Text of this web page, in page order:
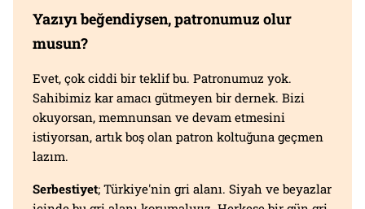
Yazıyı beğendiysen, patronumuz olur
musun?
Evet, çok ciddi bir teklif bu. Patronumuz yok.
Sahibimiz kar amacı gütmeyen bir dernek. Bizi
okuyorsan, memnunsan ve devam etmesini
istiyorsan, artık boş olan patron koltuğuna geçmen
lazım.
Serbestiyet; Türkiye'nin gri alanı. Siyah ve beyazlar